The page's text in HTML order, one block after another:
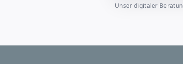
Unser digitaler